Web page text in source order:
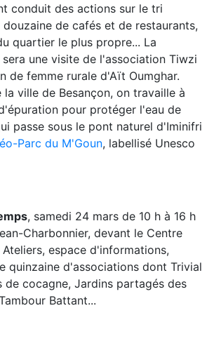
conduit des actions sur le tri
de cafés et de restaurants,
quartier le plus propre... La
une visite de l'association Tiwzi
de femme rurale d'Aït Oumghar.
la ville de Besançon, on travaille à
pour protéger l'eau de
passe sous le pont naturel d'Iminifri
Parc du M'Goun, labellisé Unesco
, samedi 24 mars de 10 h à 16 h
Charbonnier, devant le Centre
espace d'informations,
quinzaine d'associations dont Trivial
de cocagne, Jardins partagés des
Battant...